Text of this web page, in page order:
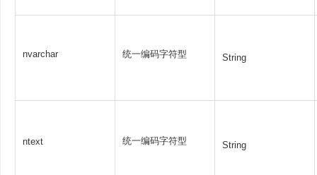
nvarchar 统一编码字符型 String
ntext 统一编码字符型 String